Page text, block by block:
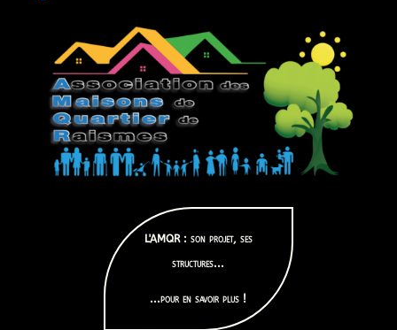
L'AMQR : son projet, ses
structures...
...pour en savoir plus !